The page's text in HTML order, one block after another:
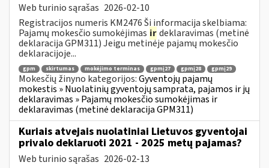
Web turinio sąrašas 2026-02-10
Registracijos numeris KM2476 Ši informacija skelbiama:
Pajamų mokesčio sumokėjimas irdeklaravimas (metinė
deklaracija GPM311) Jeigu metinėje pajamų mokesčio
deklaracijoje...
gpm skirtumas mokėjimo terminas gpmį27 gpmį28 gpmį29
Mokesčių žinyno kategorijos:Gyventojų pajamų
mokestis » Nuolatinių gyventojų samprata, pajamos ir jų
deklaravimas » Pajamų mokesčio sumokėjimas ir
deklaravimas (metinė deklaracija GPM311)
Kuriais atvejais nuolatiniai Lietuvos gyventojai
privalo deklaruoti 2021 - 2025 metų pajamas?
Web turinio sąrašas 2026-02-13